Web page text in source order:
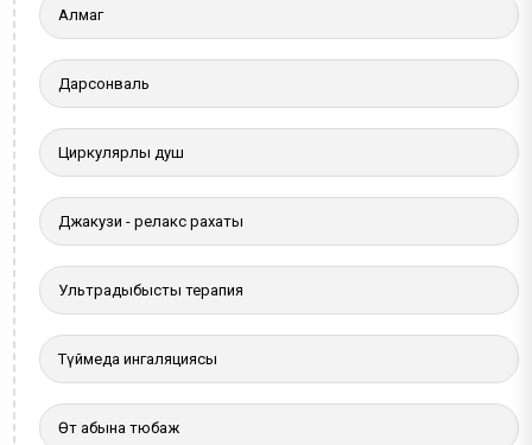
Алмаг
Дарсонваль
Циркулярлы душ
Джакузи - релакс рахаты
Ультрадыбыстық терапия
Түймедақ ингаляциясы
Өт қабына тюбаж